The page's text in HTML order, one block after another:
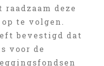
deze
te volgen.
bevestigd dat
voor de